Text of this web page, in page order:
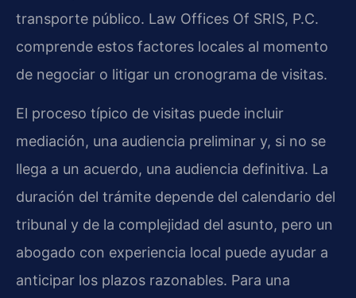
transporte público. Law Offices Of SRIS, P.C.
comprende estos factores locales al momento
de negociar o litigar un cronograma de visitas.
El proceso típico de visitas puede incluir
mediación, una audiencia preliminar y, si no se
llega a un acuerdo, una audiencia definitiva. La
duración del trámite depende del calendario del
tribunal y de la complejidad del asunto, pero un
abogado con experiencia local puede ayudar a
anticipar los plazos razonables. Para una